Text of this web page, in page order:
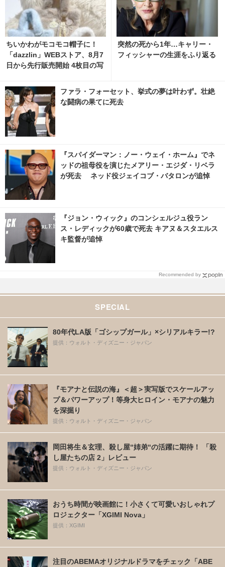
ちいかわがモコモコ帽子に！
「dazzlin」WEBストア、8月7
日から先行販売開始 4枚目の写
突然の死から1年…キャリー・
フィッシャーの生涯をふり返る
ファラ・フォーセット、挙式の夢は叶わず。壮絶
な闘病の果てに死去
『スパイダーマン：ノー・ウェイ・ホーム』でネ
ッドの祖母役を演じたメアリー・エジダ・リベラ
が死去 ネッド役ジェイコブ・バタロンが追悼
『ジョン・ウィック』のコンシェルジュ役ラン
ス・レディックが60歳で死去 キアヌ＆スタエルス
キ監督が追悼
Recommended by
SPECIAL
80年代LA版「ゴシップガール」×シリアルキラー!?
提供：ウォルト・ディズニー・ジャパン
『モアナと伝説の海』＜超＞実写版でスケールアッ
プ＆パワーアップ！等身大ヒロイン・モアナの魅力
を深掘り
提供：ウォルト・ディズニー・ジャパン
岡田将生＆玄理、殺し屋“姉弟“の活躍に期待！ 「殺
し屋たちの店 2」レビュー
提供：ウォルト・ディズニー・ジャパン
おうち時間が映画館に！小さくて可愛いおしゃれプ
ロジェクター「XGIMI Nova」
提供：XGIMI
注目のABEMAオリジナルドラマをチェック「ABE